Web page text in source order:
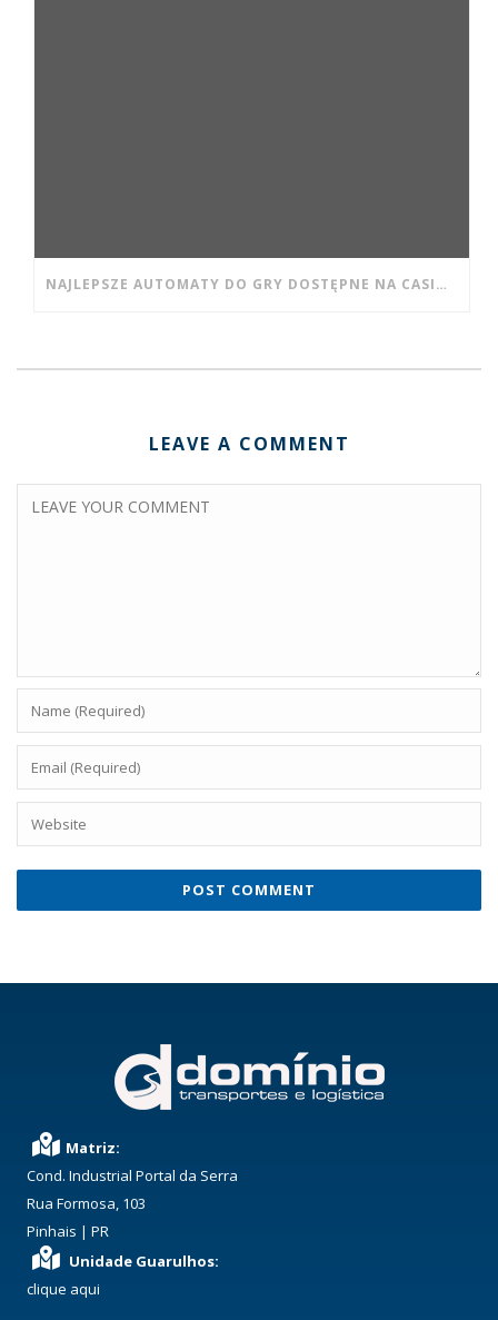
NAJLEPSZE AUTOMATY DO GRY DOSTĘPNE NA CASINO WISHWIN DLA POCZĄTKUJĄCYCH
LEAVE A COMMENT
Matriz:
Cond. Industrial Portal da Serra
Rua Formosa, 103
Pinhais | PR
Unidade Guarulhos:
clique aqui